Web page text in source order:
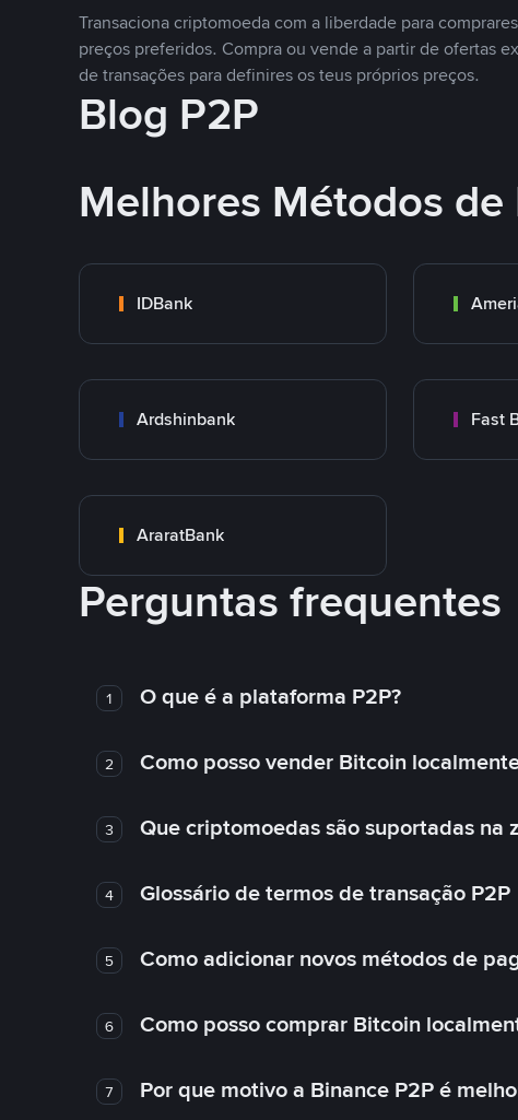
Transaciona criptomoeda com a liberdade para
preços preferidos. Compra ou vende a partir de ofertas
de transações para definires os teus próprios preços.
Blog P2P
Melhores Métodos
IDBank
Ardshinbank Fast
AraratBank
Perguntas frequentes
1 O que é a plataforma P2P?
2 Como posso vender Bitcoin
3 Que criptomoedas são suportadas na
4 Glossário de termos de transação P2P
5 Como adicionar novos métodos de
6 Como posso comprar Bitcoin
7 Por que motivo a Binance P2P é